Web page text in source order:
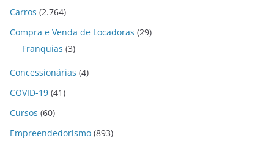
Carros (2.764)
Compra e Venda de Locadoras (29)
Franquias (3)
Concessionárias (4)
COVID-19 (41)
Cursos (60)
Empreendedorismo (893)